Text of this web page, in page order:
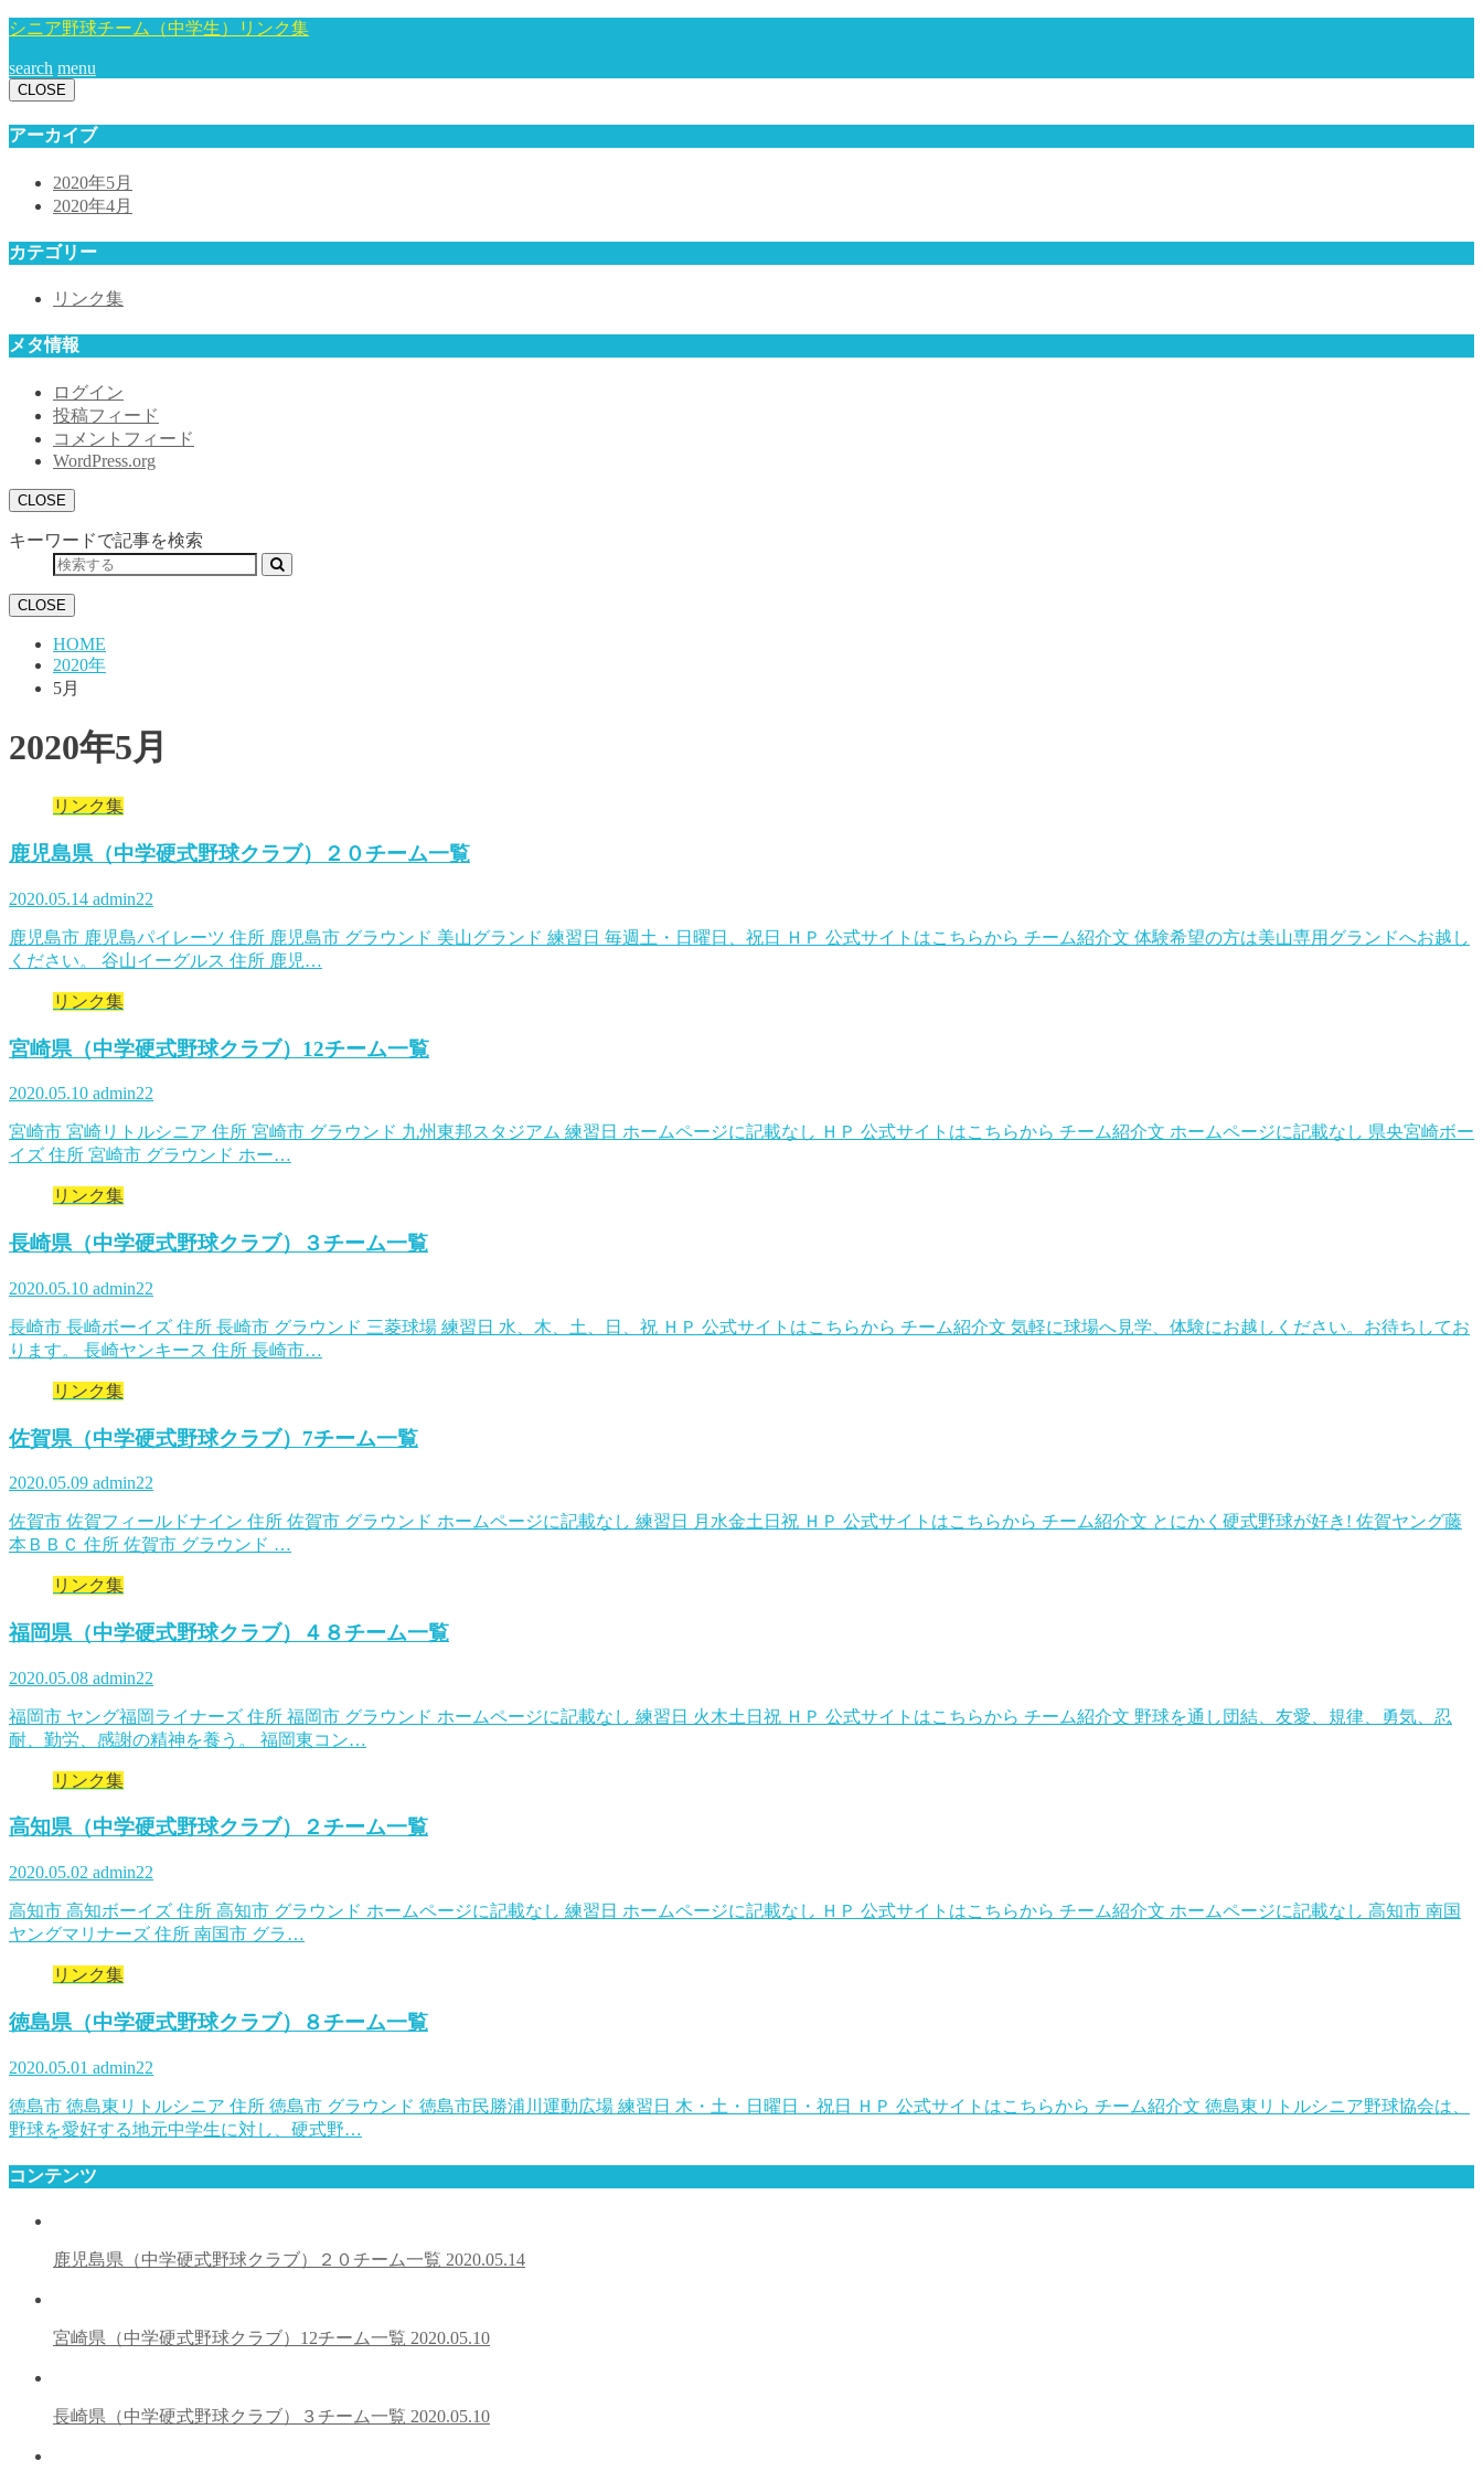
シニア野球チーム（中学生）リンク集
search menu
CLOSE
アーカイブ
2020年5月
2020年4月
カテゴリー
リンク集
メタ情報
ログイン
投稿フィード
コメントフィード
WordPress.org
CLOSE
キーワードで記事を検索
CLOSE
HOME
2020年
5月
2020年5月
リンク集
鹿児島県（中学硬式野球クラブ）２０チーム一覧
2020.05.14 admin22
鹿児島市 鹿児島パイレーツ 住所 鹿児島市 グラウンド 美山グランド 練習日 毎週土・日曜日、祝日 ＨＰ 公式サイトはこちらから チーム紹介文 体験希望の方は美山専用グランドへお越し
ください。 谷山イーグルス 住所 鹿児…
リンク集
宮崎県（中学硬式野球クラブ）12チーム一覧
2020.05.10 admin22
宮崎市 宮崎リトルシニア 住所 宮崎市 グラウンド 九州東邦スタジアム 練習日 ホームページに記載なし ＨＰ 公式サイトはこちらから チーム紹介文 ホームページに記載なし 県央宮崎ボー
イズ 住所 宮崎市 グラウンド ホー…
リンク集
長崎県（中学硬式野球クラブ）３チーム一覧
2020.05.10 admin22
長崎市 長崎ボーイズ 住所 長崎市 グラウンド 三菱球場 練習日 水、木、土、日、祝 ＨＰ 公式サイトはこちらから チーム紹介文 気軽に球場へ見学、体験にお越しください。お待ちしてお
ります。 長崎ヤンキース 住所 長崎市…
リンク集
佐賀県（中学硬式野球クラブ）7チーム一覧
2020.05.09 admin22
佐賀市 佐賀フィールドナイン 住所 佐賀市 グラウンド ホームページに記載なし 練習日 月水金土日祝 ＨＰ 公式サイトはこちらから チーム紹介文 とにかく硬式野球が好き! 佐賀ヤング藤
本ＢＢＣ 住所 佐賀市 グラウンド …
リンク集
福岡県（中学硬式野球クラブ）４８チーム一覧
2020.05.08 admin22
福岡市 ヤング福岡ライナーズ 住所 福岡市 グラウンド ホームページに記載なし 練習日 火木土日祝 ＨＰ 公式サイトはこちらから チーム紹介文 野球を通し団結、友愛、規律、勇気、忍
耐、勤労、感謝の精神を養う。 福岡東コン…
リンク集
高知県（中学硬式野球クラブ）２チーム一覧
2020.05.02 admin22
高知市 高知ボーイズ 住所 高知市 グラウンド ホームページに記載なし 練習日 ホームページに記載なし ＨＰ 公式サイトはこちらから チーム紹介文 ホームページに記載なし 高知市 南国
ヤングマリナーズ 住所 南国市 グラ…
リンク集
徳島県（中学硬式野球クラブ）８チーム一覧
2020.05.01 admin22
徳島市 徳島東リトルシニア 住所 徳島市 グラウンド 徳島市民勝浦川運動広場 練習日 木・土・日曜日・祝日 ＨＰ 公式サイトはこちらから チーム紹介文 徳島東リトルシニア野球協会は、
野球を愛好する地元中学生に対し、硬式野…
コンテンツ
鹿児島県（中学硬式野球クラブ）２０チーム一覧 2020.05.14
宮崎県（中学硬式野球クラブ）12チーム一覧 2020.05.10
長崎県（中学硬式野球クラブ）３チーム一覧 2020.05.10